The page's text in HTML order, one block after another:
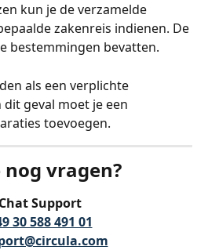
kun je de verzamelde
zakenreis indienen. De
bestemmingen bevatten.
als een verplichte
geval moet je een
toevoegen.
nog vragen?
Support
30 588 491 01